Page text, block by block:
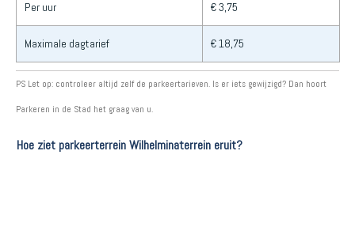
Per uur € 3,75
Maximale dagtarief € 18,75
PS Let op: controleer altijd zelf de parkeertarieven. Is er iets gewijzigd? Dan hoort
Parkeren in de Stad het graag van u.
Hoe ziet parkeerterrein Wilhelminaterrein eruit?